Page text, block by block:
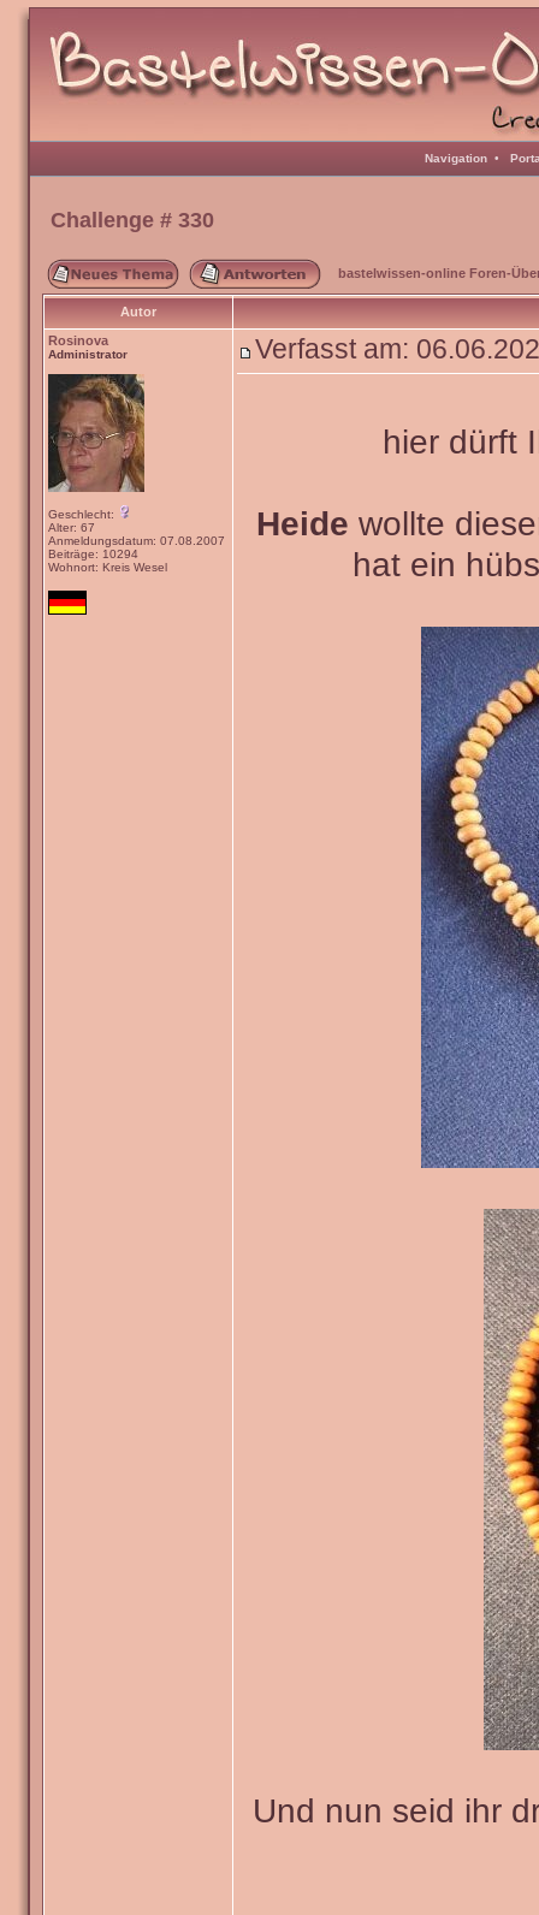
Navigation •
Challenge # 330
bastelwissen-online Foren-
Autor
Rosinova
Administrator
Geschlecht:
Alter: 67
Anmeldungsdatum: 07.08.2007
Beiträge: 10294
Wohnort: Kreis Wesel
Verfasst am:
hier dürft
Heide wollte
hat ein
Und nun seid ihr